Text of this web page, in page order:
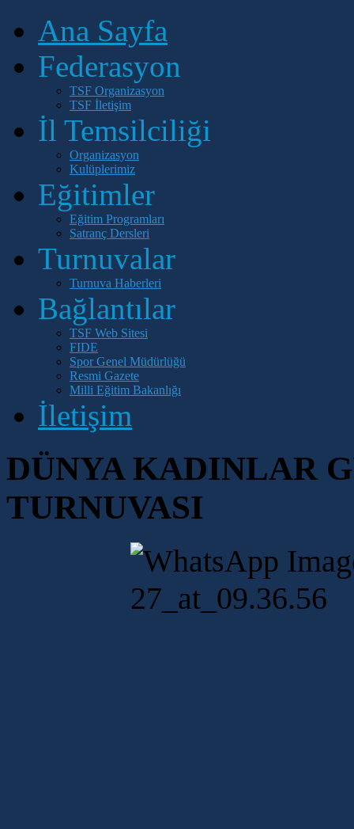
Ana Sayfa
Federasyon
TSF Organizasyon
TSF İletişim
İl Temsilciliği
Organizasyon
Kulüplerimiz
Eğitimler
Eğitim Programları
Satranç Dersleri
Turnuvalar
Turnuva Haberleri
Bağlantılar
TSF Web Sitesi
FIDE
Spor Genel Müdürlüğü
Resmi Gazete
Milli Eğitim Bakanlığı
İletişim
DÜNYA KADINLAR
TURNUVASI